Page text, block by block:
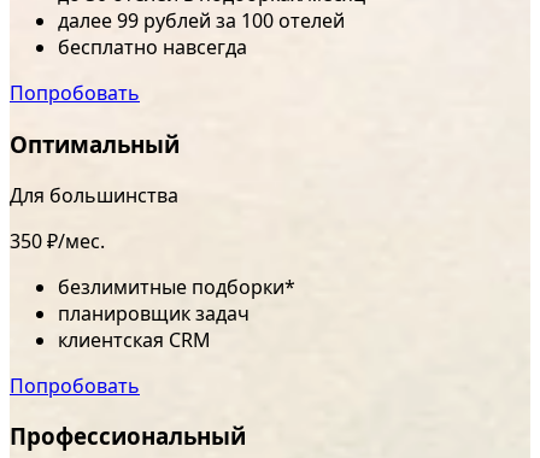
далее 99 рублей за 100 отелей
бесплатно навсегда
Попробовать
Оптимальный
Для большинства
350 ₽/мес.
безлимитные подборки*
планировщик задач
клиентская CRM
Попробовать
Профессиональный